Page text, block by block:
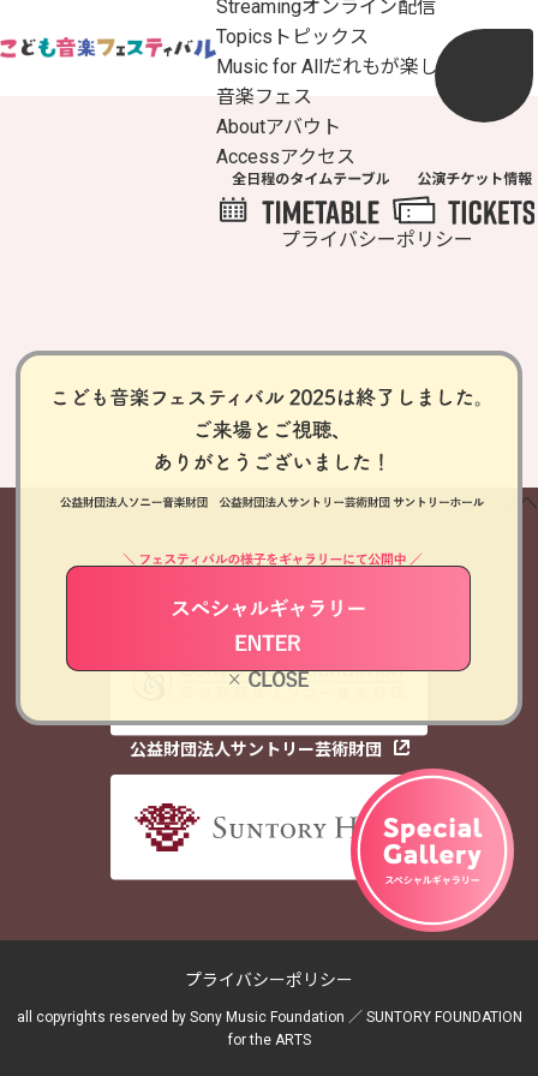
Streamingオンライン配信
Topics トピックス
Music for Allだれもが楽しめるこども
音楽フェス
Aboutアバウト
Accessアクセス
プライバシーポリシー
ページトップへ
主催
公益財団法人ソニー音楽財団
公益財団法人サントリー芸術財団
プライバシーポリシー
all copyrights reserved by Sony Music Foundation ／ SUNTORY FOUNDATION
for the ARTS